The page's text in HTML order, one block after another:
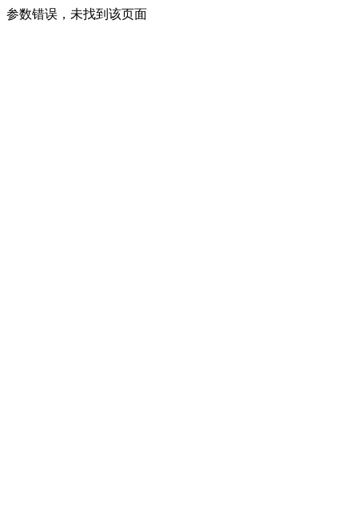
参数错误，未找到该页面